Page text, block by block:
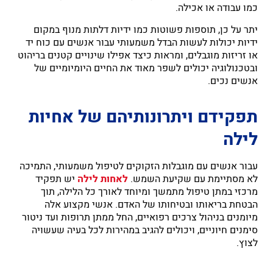
כמו עבודה או אכילה.
יתר על כן, תוספות פשוטות כמו ידיות דלתות מנוף במקום
ידיות יכולות לעשות הבדל משמעותי עבור אנשים עם כוח יד
או זריזות מוגבלים, ומראות כיצד אפילו שינויים קטנים בריהוט
ובטכנולוגיה יכולים לשפר מאוד את החיים היומיומיים של
אנשים נכים.
תפקידם ויתרונותיהם של אחיות
לילה
עבור אנשים עם מוגבלות הזקוקים לטיפול משמעותי, התמיכה
לא מסתיימת עם שקיעת השמש. לאחות לילה יש תפקיד
מרכזי במתן טיפול מתמשך ומיוחד לאורך כל הלילה, תוך
הבטחת בריאותו ובטיחותו של האדם. אנשי מקצוע אלה
מיומנים בניהול צרכים רפואיים, החל ממתן תרופות ועד ניטור
סימנים חיוניים, ויכולים להגיב במהירות לכל בעיה שעשויה
לצוץ.